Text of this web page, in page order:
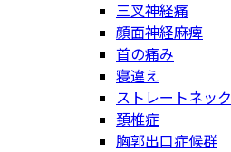
三叉神経痛
顔面神経麻痺
首の痛み
寝違え
ストレートネック
頚椎症
胸郭出口症候群